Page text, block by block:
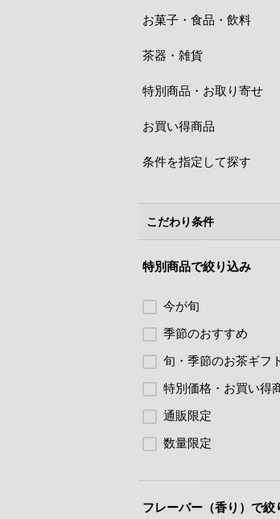
お菓子・食品・飲料
茶器・雑貨
特別商品・お取り寄せ
お買い得商品
条件を指定して探す
こだわり条件
特別商品で絞り込み
今が旬
季節のおすすめ
旬・季節のお茶ギフ
特別価格・お買い得
通販限定
数量限定
フレーバー（香り）で絞